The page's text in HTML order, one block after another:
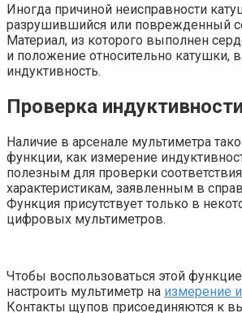
Иногда причиной неисправности
разрушившийся или поврежденный
Материал, из которого выполнен
и положение относительно катушки,
индуктивность.
Проверка индуктивности
Наличие в арсенале мультиметра
функции, как измерение
полезным для проверки
характеристикам, заявленным в
Функция присутствует только в
цифровых мультиметров.
Чтобы воспользоваться этой
настроить мультиметр на измерение
Контакты щупов присоединяются к